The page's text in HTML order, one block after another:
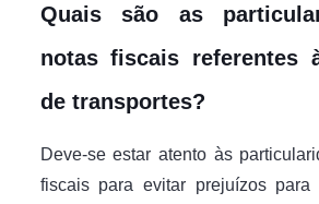
Quais são as
notas fiscais referentes
de transportes?
Deve-se estar atento às
fiscais para evitar prejuízos para